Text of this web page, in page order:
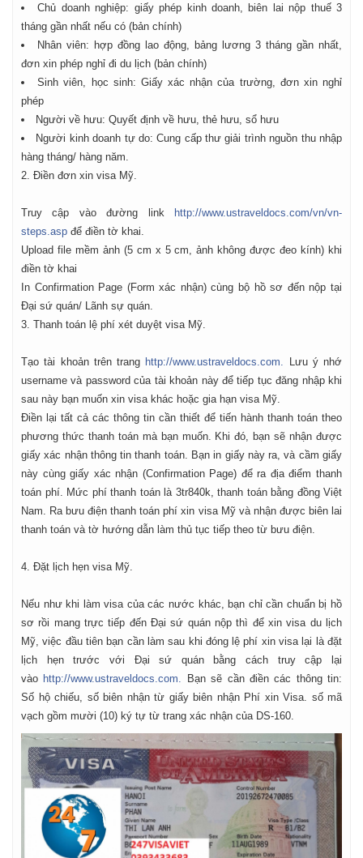
Chủ doanh nghiệp: giấy phép kinh doanh, biên lai nộp thuế 3
tháng gần nhất nếu có (bản chính)
Nhân viên: hợp đồng lao động, bảng lương 3 tháng gần nhất,
đơn xin phép nghỉ đi du lịch (bản chính)
Sinh viên, học sinh: Giấy xác nhận của trường, đơn xin nghỉ
phép
Người về hưu: Quyết định về hưu, thẻ hưu, sổ hưu
Người kinh doanh tự do: Cung cấp thư giải trình nguồn thu nhập
hàng tháng/ hàng năm.
2. Điền đơn xin visa Mỹ.
Truy cập vào đường link
http://www.ustraveldocs.com/vn/vn-
steps.asp để điền tờ khai.
Upload file mềm ảnh (5 cm x 5 cm, ảnh không được đeo kính) khi
điền tờ khai
In Confirmation Page (Form xác nhận) cùng bộ hồ sơ đến nộp tại
Đại sứ quán/ Lãnh sự quán.
3. Thanh toán lệ phí xét duyệt visa Mỹ.
Tạo tài khoản trên trang http://www.ustraveldocs.com.
Lưu ý nhớ
username và password của tài khoản này để tiếp tục đăng nhập khi
sau này bạn muốn xin visa khác hoặc gia hạn visa Mỹ.
Điền lại tất cả các thông tin cần thiết để tiến hành thanh toán theo
phương thức thanh toán mà bạn muốn. Khi đó, bạn sẽ nhận được
giấy xác nhận thông tin thanh toán. Bạn in giấy này ra, và cầm giấy
này cùng giấy xác nhận (Confirmation Page) để ra địa điểm thanh
toán phí. Mức phí thanh toán là 3tr840k, thanh toán bằng đồng Việt
Nam. Ra bưu điện thanh toán phí xin visa Mỹ và nhận được biên lai
thanh toán và tờ hướng dẫn làm thủ tục tiếp theo từ bưu điện.
4. Đặt lịch hẹn visa Mỹ.
Nếu như khi làm visa của các nước khác, bạn chỉ cần chuẩn bị hồ
sơ rồi mang trực tiếp đến Đại sứ quán nộp thì để xin visa du lịch
Mỹ, việc đầu tiên bạn cần làm sau khi đóng lệ phí xin visa lại là đặt
lịch hẹn trước với Đại sứ quán bằng cách truy cập lại
vào http://www.ustraveldocs.com.
Bạn sẽ cần điền các thông tin:
Số hộ chiếu, số biên nhận từ giấy biên nhận Phí xin Visa. số mã
vạch gồm mười (10) ký tự từ trang xác nhận của DS-160.